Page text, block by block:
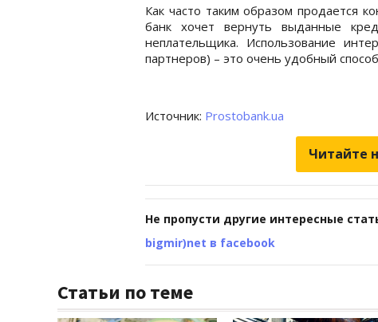
Как часто таким образом продается
банк хочет вернуть выданные
неплательщика. Использование
партнеров) – это очень удобный
Источник: Prostobank.ua
Читайте
Не пропусти другие интересные
bigmir)net в facebook
Статьи по теме